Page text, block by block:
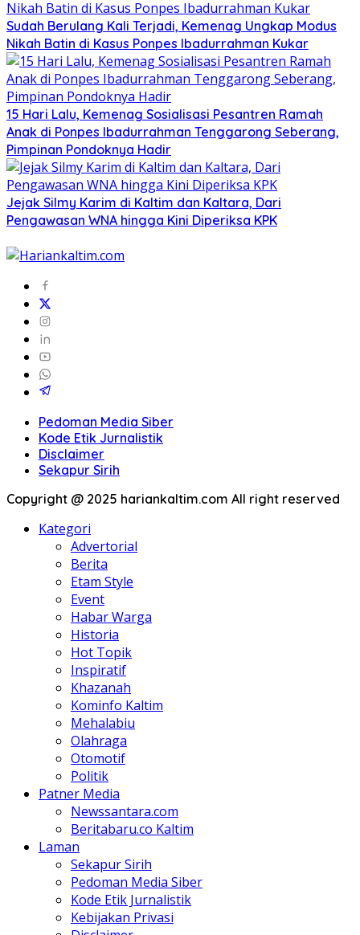
Sudah Berulang Kali Terjadi, Kemenag Ungkap Modus
Nikah Batin di Kasus Ponpes Ibadurrahman Kukar
15 Hari Lalu, Kemenag Sosialisasi Pesantren Ramah
Anak di Ponpes Ibadurrahman Tenggarong Seberang,
Pimpinan Pondoknya Hadir
Jejak Silmy Karim di Kaltim dan Kaltara, Dari
Pengawasan WNA hingga Kini Diperiksa KPK
Pedoman Media Siber
Kode Etik Jurnalistik
Disclaimer
Sekapur Sirih
Copyright @ 2025 hariankaltim.com All right reserved
Kategori
Advertorial
Berita
Etam Style
Event
Habar Warga
Historia
Hot Topik
Inspiratif
Khazanah
Kominfo Kaltim
Mehalabiu
Olahraga
Otomotif
Politik
Patner Media
Newssantara.com
Beritabaru.co Kaltim
Laman
Sekapur Sirih
Pedoman Media Siber
Kode Etik Jurnalistik
Kebijakan Privasi